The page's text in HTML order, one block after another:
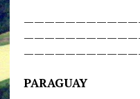
PARAGUAY